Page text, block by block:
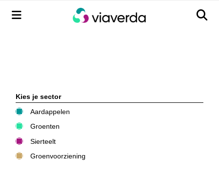
Menu Menu
Kies je sector
Aardappelen
Groenten
Sierteelt
Groenvoorziening